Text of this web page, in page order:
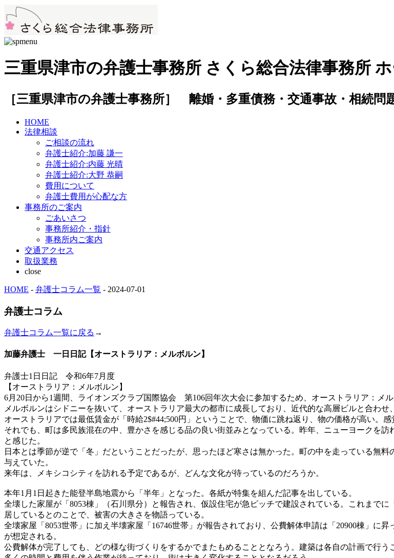
三重県津市の弁護士事務所 さくら総合法律事務所
［三重県津市の弁護士事務所］ 離婚・多重債務・交通事故・相続問
HOME
法律相談
ご相談の流れ
弁護士紹介:加藤 謙一
弁護士紹介:内藤 光晴
弁護士紹介:大野 恭嗣
費用について
弁護士費用が心配な方
事務所のご案内
ごあいさつ
事務所紹介・指針
事務所内ご案内
交通アクセス
取扱業務
close
HOME - 弁護士コラム一覧 - 2024-07-01
弁護士コラム
弁護士コラム一覧に戻る →
加藤弁護士 一日日記【オーストラリア：メルボルン】
弁護士1日日記 令和6年7月度
【オーストラリア：メルボルン】
6月20日から1週間、ライオンズクラブ国際協会 第106回年次大会に参加するため、オーストラリア：メル
メルボルンはシドニーを抜いて、オーストラリア最大の都市に成長しており、近代的な高層ビルと合わせ
オーストラリアでは最低賃金が「時給2$#44;500円」ということで、物価に跳ね返り、物の価格が高い。
それでも、町は多民族混在の中、豊かさを感じる品の良い街並みとなっている。昨年、ニューヨークを
と感じた。
日本とは季節が逆で「冬」だということだったが、思ったほど寒さは無かった。町の中を走っている無
与えていた。
来年は、メキシコシティを訪れる予定であるが、どんな文化が待っているのだろうか。
本年1月1日起きた能登半島地震から「半年」となった。各紙が特集を組んだ記事を出している。
全壊した家屋が「8053棟」（石川県分）と報告され、仮設住宅が急ピッチで建設されている。これまで
居しているとのことで、被害の大きさを物語っている。
全壊家屋「8053世帯」に加え半壊家屋「16746世帯」が報告されており、公費解体申請は「20900棟」に
が想定される。
公費解体が完了しても、どの様な街づくりをするかでまたもめることとなろう。建築は各自の計画で行